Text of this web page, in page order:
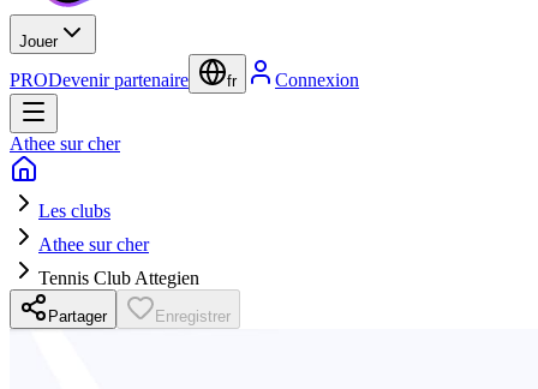
Jouer
PRODevenir partenaire fr Connexion
Athee sur cher
Les clubs
Athee sur cher
Tennis Club Attegien
Partager Enregistrer